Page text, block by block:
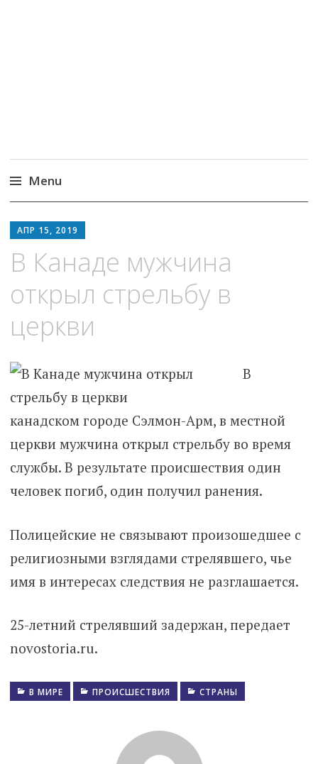
Menu
to
АПР 15, 2019
В Канаде мужчина
открыл стрельбу в
церкви
В
канадском городе Сэлмон-Арм, в местной
церкви мужчина открыл стрельбу во время
службы. В результате происшествия один
человек погиб, один получил ранения.
Полицейские не связывают произошедшее с
религиозными взглядами стрелявшего, чье
имя в интересах следствия не разглашается.
25-летний стрелявший задержан, передает
novostoria.ru.
В МИРЕ ПРОИСШЕСТВИЯ СТРАНЫ